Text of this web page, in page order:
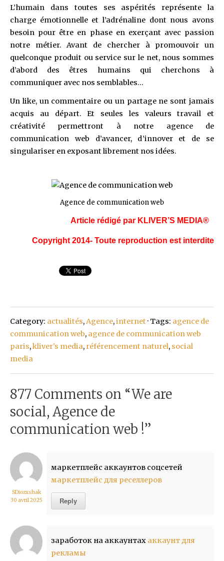
L’humain dans toutes ses aspérités représente la
charge émotionnelle et l’adrénaline dont nous avons
besoin pour être en phase en exerçant avec passion
notre métier. Avant de chercher à promouvoir un
quelconque produit ou service sur le net, nous sommes
d’abord des êtres humains qui cherchons à
communiquer avec nos semblables…
Un like, un commentaire ou un partage ne sont jamais
acquis au départ. Et seules les valeurs travail et
créativité permettront à notre agence de
communication web d’avancer, d’innover et de se
singulariser en exposant librement nos idées.
Agence de communication web
Article rédigé par KLIVER’S MEDIA®
Copyright 2014- Toute reproduction est interdite
Category: actualités,Agence,internet· Tags: agence de
communication web, agence de communication web
paris,kliver's media, référencement naturel, social
media
877 Comments on “We are
social, Agence de
communication web !”
SDiozxshak
30 avril 2025
маркетплейс аккаунтов соцсетей
маркетплейс для реселлеров
Reply
заработок на аккаунтах аккаунт для
рекламы